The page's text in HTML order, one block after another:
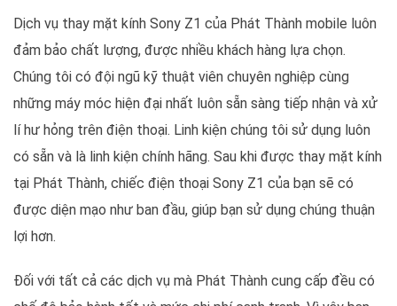
Dịch vụ thay mặt kính Sony Z1 của Phát Thành mobile luôn
đảm bảo chất lượng, được nhiều khách hàng lựa chọn.
Chúng tôi có đội ngũ kỹ thuật viên chuyên nghiệp cùng
những máy móc hiện đại nhất luôn sẵn sàng tiếp nhận và xử
lí hư hỏng trên điện thoại. Linh kiện chúng tôi sử dụng luôn
có sẵn và là linh kiện chính hãng. Sau khi được thay mặt kính
tại Phát Thành, chiếc điện thoại Sony Z1 của bạn sẽ có
được diện mạo như ban đầu, giúp bạn sử dụng chúng thuận
lợi hơn.
Đối với tất cả các dịch vụ mà Phát Thành cung cấp đều có